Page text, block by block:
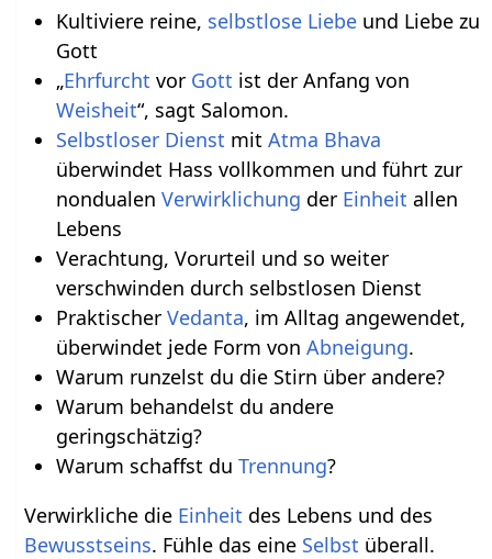
Kultiviere reine, selbstlose Liebeund Liebe zu
Gott
„Ehrfurcht vor Gott ist der Anfang von
Weisheit“, sagt Salomon.
Selbstloser Dienst mit Atma Bhava
überwindet Hass vollkommen und führt zur
nondualen Verwirklichung der Einheit allen
Lebens
Verachtung, Vorurteil und so weiter
verschwinden durch selbstlosen Dienst
Praktischer Vedanta, im Alltag angewendet,
überwindet jede Form von Abneigung.
Warum runzelst du die Stirn über andere?
Warum behandelst du andere
geringschätzig?
Warum schaffst du Trennung?
Verwirkliche die Einheit des Lebens und des
Bewusstseins. Fühle das eine Selbst überall.